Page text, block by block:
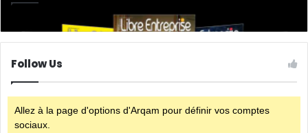
Follow Us
Allez à la page d'options d'Arqam pour définir vos comptes
sociaux.